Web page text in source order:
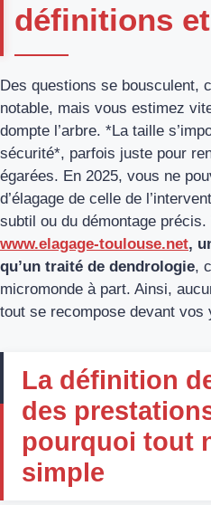
définitions
Des questions se bousculent,
notable, mais vous estimez
dompte l’arbre. *La taille
sécurité*, parfois juste pour
égarées. En 2025, vous ne
d’élagage de celle de
subtil ou du démontage précis.
www.elagage-toulouse.net,
qu’un traité de dendrologie,
micromonde à part. Ainsi,
tout se recompose devant vos
La définition
des
pourquoi tout
simple